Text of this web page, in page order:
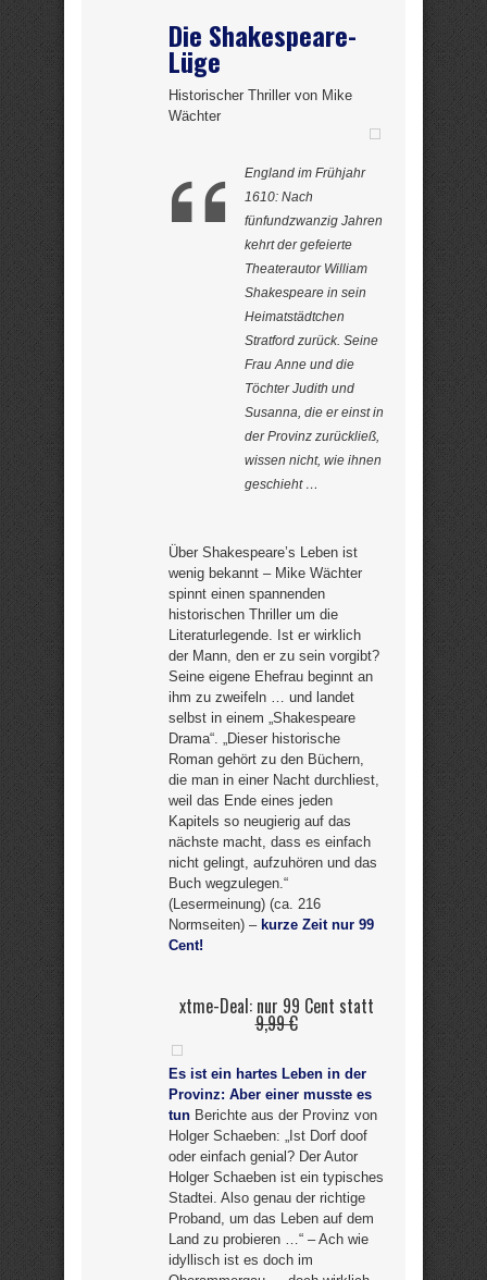
Die Shakespeare-
Lüge
Historischer Thriller von Mike
Wächter
England im Frühjahr
1610: Nach
fünfundzwanzig Jahren
kehrt der gefeierte
Theaterautor William
Shakespeare in sein
Heimatstädtchen
Stratford zurück. Seine
Frau Anne und die
Töchter Judith und
Susanna, die er einst in
der Provinz zurückließ,
wissen nicht, wie ihnen
geschieht …
Über Shakespeare’s Leben ist
wenig bekannt – Mike Wächter
spinnt einen spannenden
historischen Thriller um die
Literaturlegende. Ist er wirklich
der Mann, den er zu sein vorgibt?
Seine eigene Ehefrau beginnt an
ihm zu zweifeln … und landet
selbst in einem „Shakespeare
Drama“. „Dieser historische
Roman gehört zu den Büchern,
die man in einer Nacht durchliest,
weil das Ende eines jeden
Kapitels so neugierig auf das
nächste macht, dass es einfach
nicht gelingt, aufzuhören und das
Buch wegzulegen.“
(Lesermeinung) (ca. 216
Normseiten) – kurze Zeit nur 99
Cent!
xtme-Deal: nur 99 Cent statt
9,99 €
Es ist ein hartes Leben in der
Provinz: Aber einer musste es
tun Berichte aus der Provinz von
Holger Schaeben: „Ist Dorf doof
oder einfach genial? Der Autor
Holger Schaeben ist ein typisches
Stadtei. Also genau der richtige
Proband, um das Leben auf dem
Land zu probieren …“ – Ach wie
idyllisch ist es doch im